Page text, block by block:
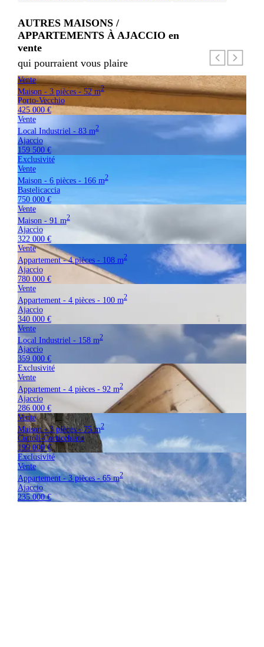
AUTRES MAISONS /
APPARTEMENTS À AJACCIO en
vente
qui pourraient vous plaire
Vente
Maison - 3 pièces - 52 m2
Porto-Vecchio
425 000 €
Vente
Local Industriel - 83 m2
Ajaccio
159 500 €
Exclusivité
Vente
Maison - 6 pièces - 166 m2
Bastelicaccia
750 000 €
Vente
Maison - 91 m2
Ajaccio
322 000 €
Vente
Appartement - 4 pièces - 108 m2
Ajaccio
780 000 €
Vente
Appartement - 4 pièces - 100 m2
Ajaccio
340 000 €
Vente
Local Industriel - 158 m2
Ajaccio
359 000 €
Exclusivité
Vente
Appartement - 4 pièces - 92 m2
Ajaccio
286 000 €
Vente
Maison - 3 pièces - 75 m2
Cuttoli-Corticchiato
199 000 €
Exclusivité
Vente
Appartement - 3 pièces - 65 m2
Ajaccio
235 000 €